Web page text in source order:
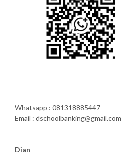
Whatsapp : 081318885447
Email : dschoolbanking@gmail.com
Dian